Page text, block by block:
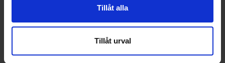
Tillåt alla
Tillåt urval
Gjutjärn
478:-